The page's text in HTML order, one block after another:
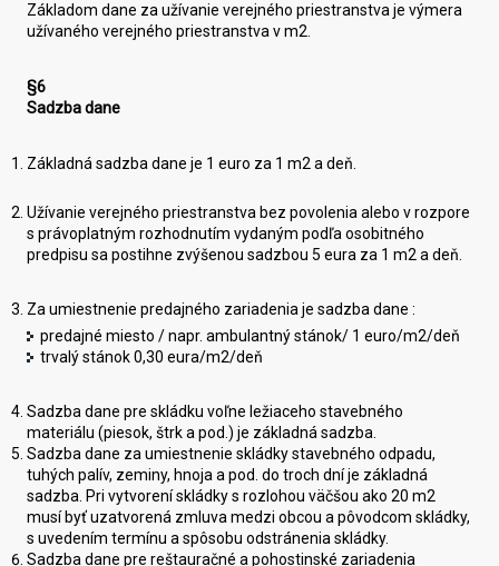
Základom dane za užívanie verejného priestranstva je výmera
užívaného verejného priestranstva v m2.
§6
Sadzba dane
Základná sadzba dane je 1 euro za 1 m2 a deň.
Užívanie verejného priestranstva bez povolenia alebo v rozpore
s právoplatným rozhodnutím vydaným podľa osobitného
predpisu sa postihne zvýšenou sadzbou 5 eura za 1 m2 a deň.
Za umiestnenie predajného zariadenia je sadzba dane :
predajné miesto / napr. ambulantný stánok/ 1 euro/m2/deň
trvalý stánok 0,30 eura/m2/deň
Sadzba dane pre skládku voľne ležiaceho stavebného
materiálu (piesok, štrk a pod.) je základná sadzba.
Sadzba dane za umiestnenie skládky stavebného odpadu,
tuhých palív, zeminy, hnoja a pod. do troch dní je základná
sadzba. Pri vytvorení skládky s rozlohou väčšou ako 20 m2
musí byť uzatvorená zmluva medzi obcou a pôvodcom skládky,
s uvedením termínu a spôsobu odstránenia skládky.
Sadzba dane pre reštauračné a pohostinské zariadenia